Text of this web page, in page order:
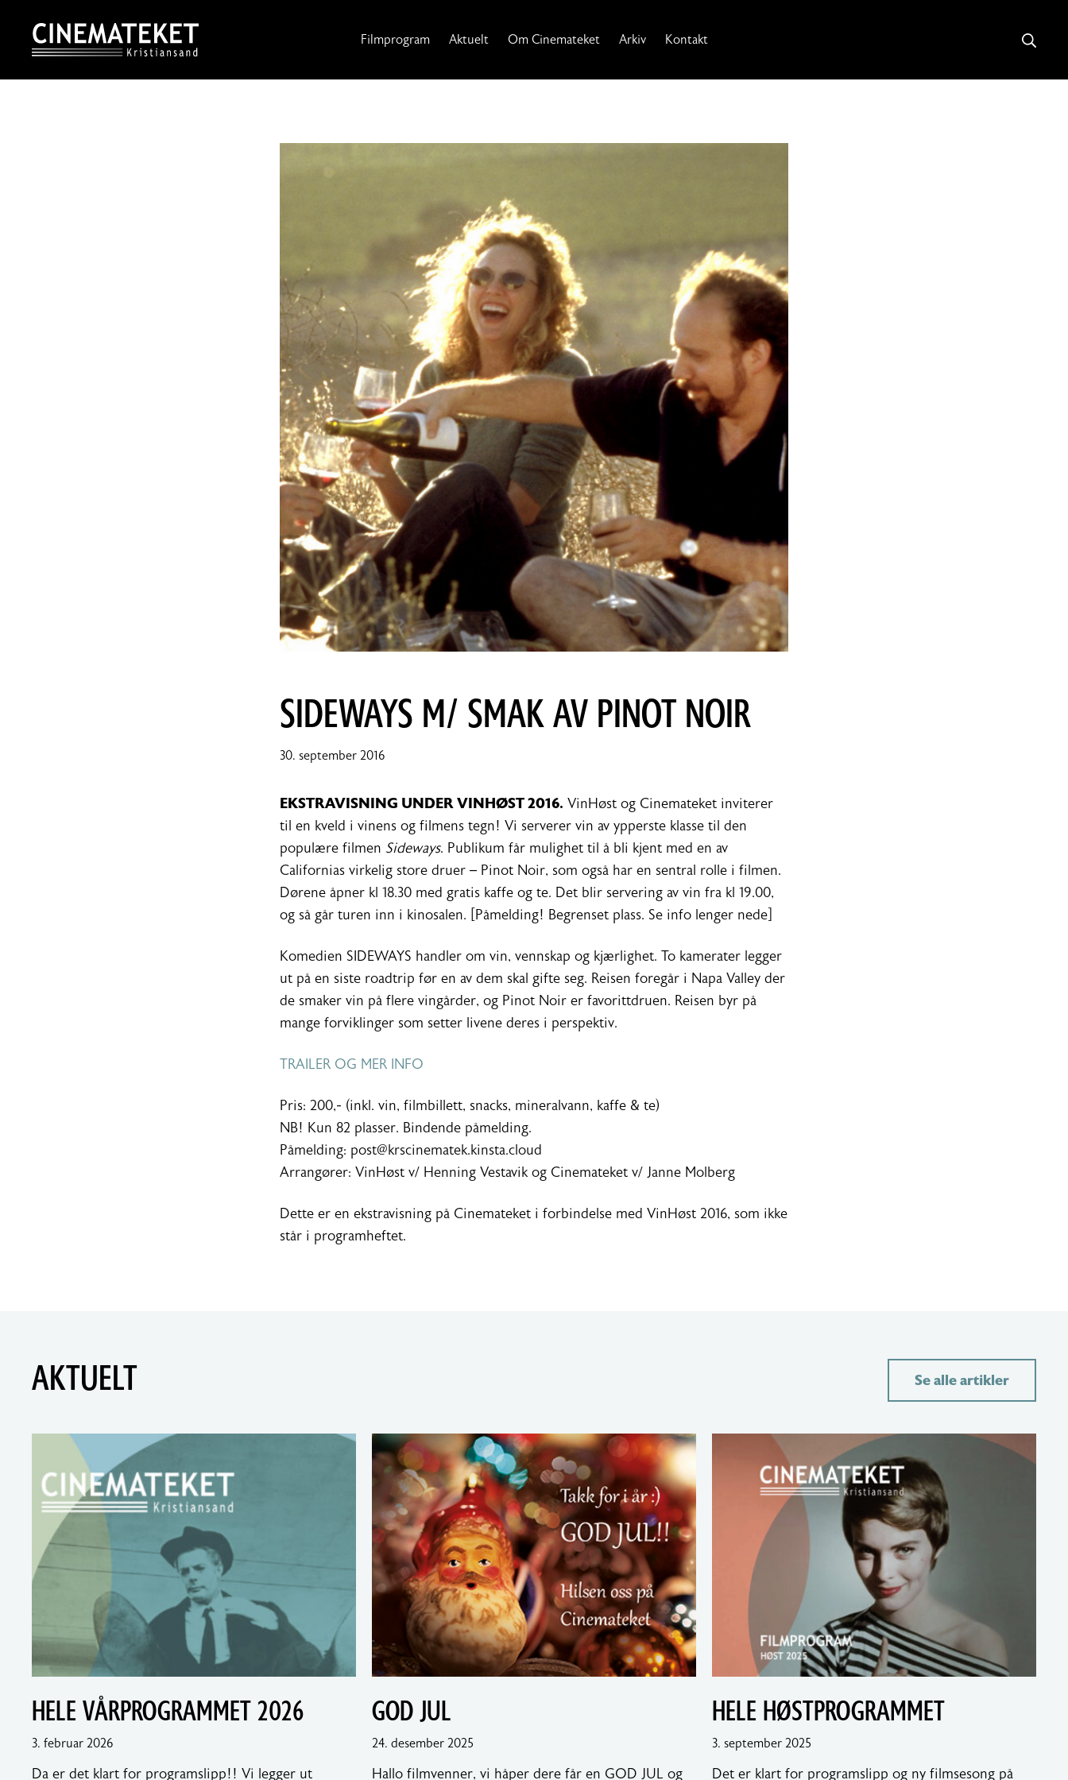
content
Filmprogram Aktuelt Om Cinemateket Arkiv Kontakt
SIDEWAYS M/ SMAK AV PINOT NOIR
30. september 201630.
2016
EKSTRAVISNING UNDER VINHØST 2016. VinHøst og Cinemateket inviterer
til en kveld i vinens og filmens tegn! Vi serverer vin av ypperste klasse til den
populære filmen Sideways. Publikum får mulighet til å bli kjent med en av
Californias virkelig store druer – Pinot Noir, som også har en sentral rolle i filmen.
Dørene åpner kl 18.30 med gratis kaffe og te. Det blir servering av vin fra kl 19.00,
og så går turen inn i kinosalen. [Påmelding! Begrenset plass. Se info lenger nede]
Komedien SIDEWAYS handler om vin, vennskap og kjærlighet. To kamerater legger
ut på en siste roadtrip før en av dem skal gifte seg. Reisen foregår i Napa Valley der
de smaker vin på flere vingårder, og Pinot Noir er favorittdruen. Reisen byr på
mange forviklinger som setter livene deres i perspektiv.
TRAILER OG MER INFO
Pris: 200,- (inkl. vin, filmbillett, snacks, mineralvann, kaffe & te)
NB! Kun 82 plasser. Bindende påmelding.
Påmelding: post@krscinematek.kinsta.cloud
Arrangører: VinHøst v/ Henning Vestavik og Cinemateket v/ Janne Molberg
Dette er en ekstravisning på Cinemateket i forbindelse med VinHøst 2016, som ikke
står i programheftet.
AKTUELT Se alle artikler
HELE VÅRPROGRAMMET 2026
3. februar 20264.
Da er det klart for programslipp!! Vi legger ut
GOD JUL
24. desember 2025
Hallo filmvenner, vi håper dere får en GOD JUL og
HELE HØSTPROGRAMMET
3. september 2025
Det er klart for programslipp og ny filmsesong på